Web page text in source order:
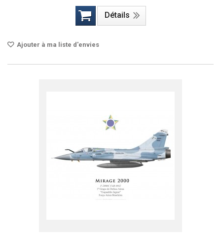
Détails
Ajouter à ma liste d'envies